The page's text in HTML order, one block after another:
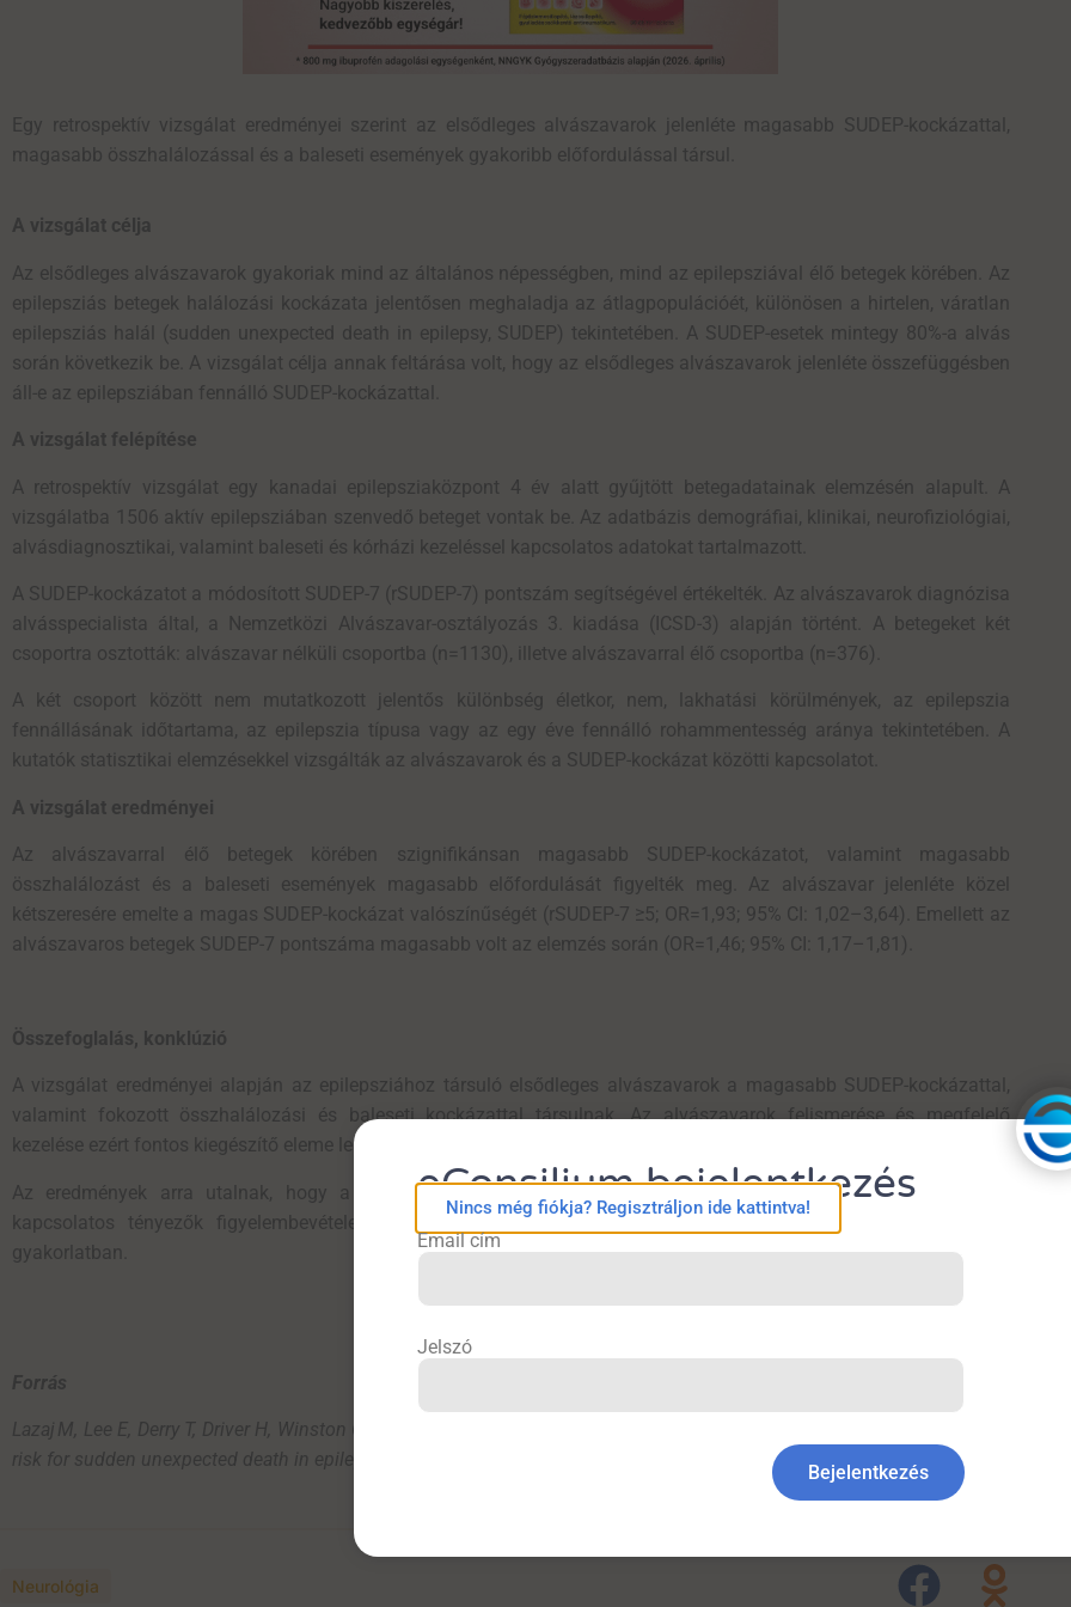
Egy retrospektív vizsgálat eredményei
szerint az elsődleges alvászavarok jelenléte magasabb SUDEP-kockázattal,
magasabb összhalálozással és a baleseti események gyakoribb előfordulással társul
A vizsgálat célja
Az elsődleges alvászavarok gyakoriak mind az általános népességben, mind az epilepsziával élő betegek körében. Az
epilepsziás betegek halálozási kockázata jelentősen meghaladja az átlagpopulációét, különösen a hirtelen, váratlan
epilepsziás halál (sudden unexpected death in epilepsy, SUDEP) tekintetében. A SUDEP-esetek mintegy 80%-a alvás
során következik be. A vizsgálat célja annak feltárása volt, hogy az elsődleges alvászavarok jelenléte összefüggésben
áll-e az epilepsziában fennálló SUDEP-kockázattal.
A vizsgálat felépítése
A retrospektív vizsgálat egy kanadai epilepsziaközpont 4 év alatt gyűjtött betegadatainak elemzésén alapult. A
vizsgálatba 1506 aktív epilepsziában szenvedő beteget vontak be. Az adatbázis demográfiai, klinikai, neurofiziológiai,
alvásdiagnosztikai, valamint baleseti és kórházi kezeléssel kapcsolatos adatokat tartalmazott.
A SUDEP-kockázatot a módosított SUDEP-7 (rSUDEP-7) pontszám segítségével értékelték. Az alvászavarok diagnózisa
alvásspecialista által, a Nemzetközi Alvászavar-osztályozás 3. kiadása (ICSD-3) alapján történt. A betegeket két
csoportra osztották: alvászavar nélküli csoportba (n=1130), illetve alvászavarral élő csoportba (n=376).
A két csoport között nem mutatkozott jelentős különbség életkor, nem, lakhatási körülmények, az epilepszia
fennállásának időtartama, az epilepszia típusa vagy az egy éve fennálló rohammentesség aránya tekintetében. A
kutatók statisztikai elemzésekkel vizsgálták az alvászavarok és a SUDEP-kockázat közötti kapcsolatot.
A vizsgálat eredményei
Az alvászavarral élő betegek körében szignifikánsan magasabb SUDEP-kockázatot, valamint magasabb
összhalálozást és a baleseti események magasabb előfordulását figyelték meg. Az alvászavar jelenléte közel
kétszeresére emelte a magas SUDEP-kockázat valószínűségét (rSUDEP-7 ≥5; OR=1,93; 95% CI: 1,02–3,64). Emellett az
alvászavaros betegek SUDEP-7 pontszáma magasabb volt az elemzés során (OR=1,46; 95% CI: 1,17–1,81).
Összefoglalás, konklúzió
A vizsgálat eredményei alapján az epilepsziához társuló elsődleges alvászavarok a magasabb SUDEP-kockázattal,
valamint fokozott összhalálozási és baleseti kockázattal társulnak. Az alvászavarok felismerése és megfelelő
kezelése ezért fontos kiegészítő eleme lehet az epilepsziás betegek komplex gondozásának és kockázatbecslésének.
Az eredmények arra utalnak, hogy a jövőbeni SUDEP-kockázatbecslő modellek fejlesztése során az alvással
kapcsolatos tényezők figyelembevétele pontosabb prognosztikai eszközök kialakítását segítheti elő a klinikai
gyakorlatban.
Forrás
Lazaj M, Lee E, Derry T, Driver H, Winston GP,
risk for sudden unexpected death in epilepsy .Epilepsia 2026;00:1 –10
Neurológia
eConsilium bejelentkezés
Nincs még fiókja? Regisztráljon ide kattintva!
Email cím
Jelszó
Bejelentkezés